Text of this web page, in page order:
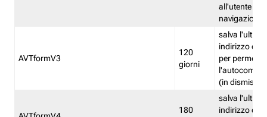
all'utente
navigazione
AVTformV3
120
giorni
salva l'ultimo
indirizzo di
per
(in
180
salva l'ultimo
indirizzo di